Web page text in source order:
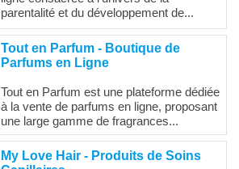
parentalité et du développement de...
Tout en Parfum - Boutique de
Parfums en Ligne
Tout en Parfum est une plateforme dédiée
à la vente de parfums en ligne, proposant
une large gamme de fragrances...
My Love Hair - Produits de Soins